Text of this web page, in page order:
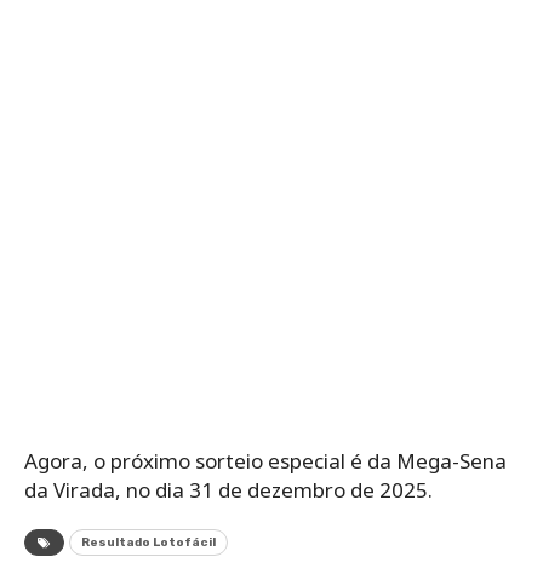
Agora, o próximo sorteio especial é da Mega-Sena
da Virada, no dia 31 de dezembro de 2025.
Resultado Lotofácil